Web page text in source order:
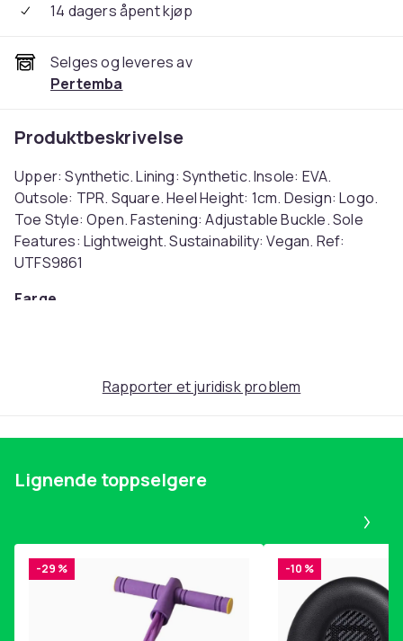
14 dagers åpent kjøp
Selges og leveres av
Pertemba
Produktbeskrivelse
Upper: Synthetic. Lining: Synthetic. Insole: EVA.
Outsole: TPR. Square. Heel Height: 1cm. Design: Logo.
Toe Style: Open. Fastening: Adjustable Buckle. Sole
Features: Lightweight. Sustainability: Vegan. Ref:
UTFS9861
Farge
Rapporter et juridisk problem
Lignende toppselgere
-29 % -10 %